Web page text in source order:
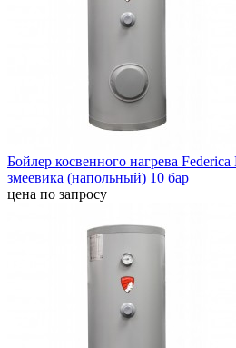
Бойлер косвенного нагрева
змеевика (напольный) 10 бар
цена по запросу